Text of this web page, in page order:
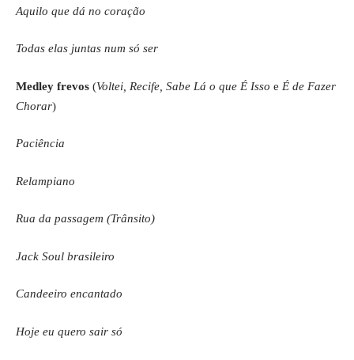
Aquilo que dá no coração
Todas elas juntas num só ser
Medley frevos (Voltei, Recife, Sabe Lá o que É Isso e É de Fazer
Chorar)
Paciência
Relampiano
Rua da passagem (Trânsito)
Jack Soul brasileiro
Candeeiro encantado
Hoje eu quero sair só